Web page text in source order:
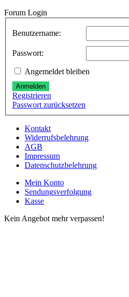
Forum Login
Benutzername:
Passwort:
Angemeldet bleiben
Anmelden
Registrieren
Passwort zurücksetzen
Kontakt
Widerrufsbelehrung
AGB
Impressum
Datenschutzbelehrung
Mein Konto
Sendungsverfolgung
Kasse
Kein Angebot mehr verpassen!